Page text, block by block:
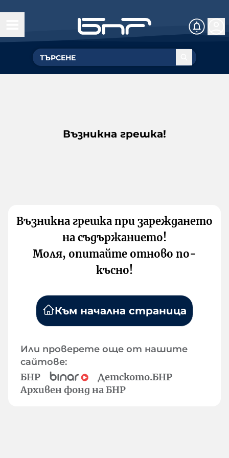
Възникна грешка!
Възникна грешка при зареждането
на съдържанието!
Моля, опитайте отново по-
късно!
Към начална страница
Или проверете още от нашите
сайтове:
БНР
Детското.БНР
Архивен фонд на БНР